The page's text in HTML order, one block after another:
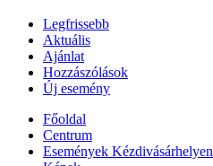
Legfrissebb
Aktuális
Ajánlat
Hozzászólások
Új esemény
Főoldal
Centrum
Események Kézdivásárhelyen